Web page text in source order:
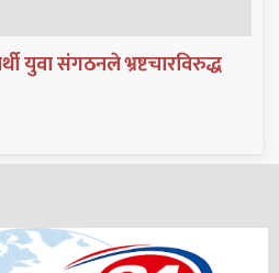
युवा संगठनले भ्रष्टचारविरुद्ध